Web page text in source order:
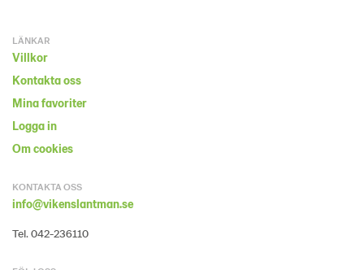
LÄNKAR
Villkor
Kontakta oss
Mina favoriter
Logga in
Om cookies
KONTAKTA OSS
info@vikenslantman.se
Tel. 042-236110